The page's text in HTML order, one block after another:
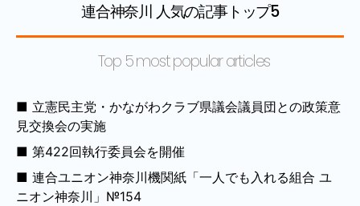
連合神奈川 人気の記事トップ5
Top 5 most popular articles
立憲民主党・かながわクラブ県議会議員団との政策意
見交換会の実施
第422回執行委員会を開催
連合ユニオン神奈川機関紙「一人でも入れる組合 ユ
ニオン神奈川」№154